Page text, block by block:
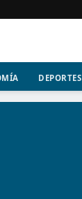
DEPORTES